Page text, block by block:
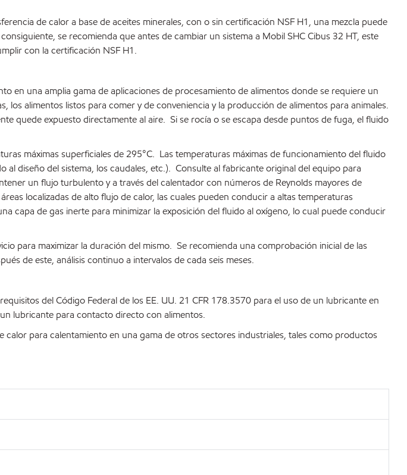
de calor a base de aceites minerales, con o sin certificación NSF H1, una mezcla puede
se recomienda que antes de cambiar un sistema a Mobil SHC Cibus 32 HT, este
con la certificación NSF H1.
en una amplia gama de aplicaciones de procesamiento de alimentos donde se requiere un
alimentos listos para comer y de conveniencia y la producción de alimentos para animales.
quede expuesto directamente al aire. Si se rocía o se escapa desde puntos de fuga, el fluido
máximas superficiales de 295°C. Las temperaturas máximas de funcionamiento del fluido
diseño del sistema, los caudales, etc.). Consulte al fabricante original del equipo para
un flujo turbulento y a través del calentador con números de Reynolds mayores de
localizadas de alto flujo de calor, las cuales pueden conducir a altas temperaturas
de gas inerte para minimizar la exposición del fluido al oxígeno, lo cual puede conducir
para maximizar la duración del mismo. Se recomienda una comprobación inicial de las
de este, análisis continuo a intervalos de cada seis meses.
del Código Federal de los EE. UU. 21 CFR 178.3570 para el uso de un lubricante en
lubricante para contacto directo con alimentos.
para calentamiento en una gama de otros sectores industriales, tales como productos